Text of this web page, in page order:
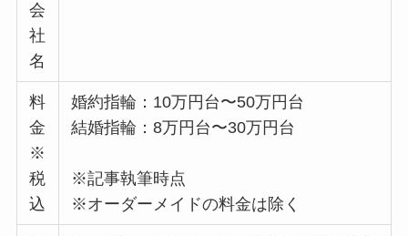
会
社
名
料
金
※
税
込
婚約指輪：10万円台〜50万円台
結婚指輪：8万円台〜30万円台
※記事執筆時点
※オーダーメイドの料金は除く